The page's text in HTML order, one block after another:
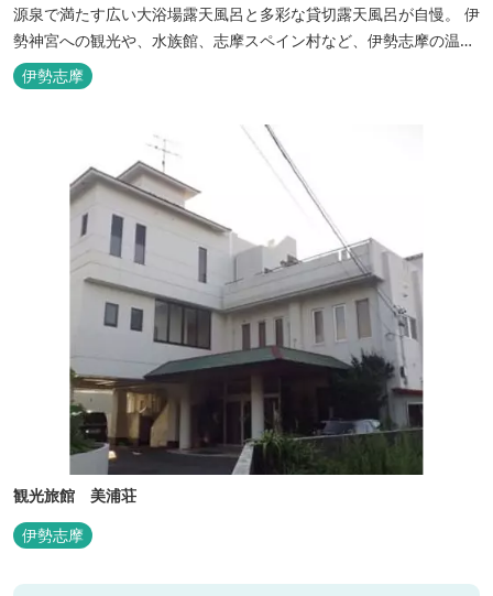
源泉で満たす広い大浴場露天風呂と多彩な貸切露天風呂が自慢。 伊
勢神宮への観光や、水族館、志摩スペイン村など、伊勢志摩の温泉
旅行に お料理は伊勢志摩ならではの味覚が四季折々の旅を彩りま
す。 ～大浴場「まろびね庵」～ 敷地内より湧出する二つの源泉
「珠光の湯」「和みの湯」が 至福の癒しへとお誘い致します。 す
伊勢志摩
観光旅館 美浦荘
伊勢志摩